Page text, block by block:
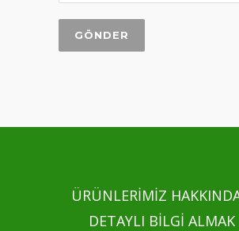
ÜRÜNLERİMİZ
DETAYLI BİLGİ ALMAK